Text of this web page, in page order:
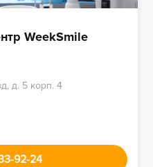
WeekSmile
д. 5 корп. 4
92-24